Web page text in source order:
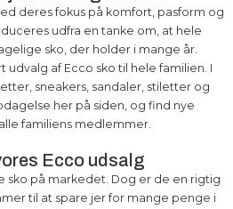
deres fokus på komfort, pasform og
udfra en tanke om, at hele
sko, der holder i mange år.
af Ecco sko til hele familien. I
sneakers, sandaler, stiletter og
her på siden, og find nye
familiens medlemmer.
Ecco udsalg
sko på markedet. Dog er de en rigtig
til at spare jer for mange penge i